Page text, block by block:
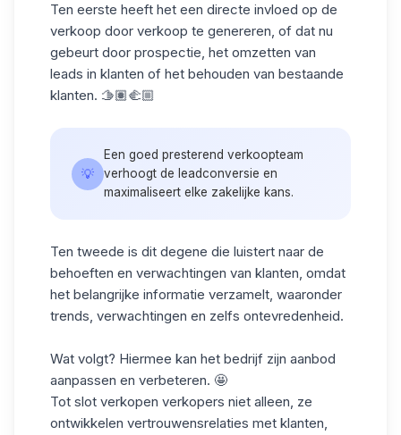
Ten eerste heeft het een directe invloed op de
verkoop door verkoop te genereren, of dat nu
gebeurt door prospectie, het omzetten van
leads in klanten of het behouden van bestaande
klanten. 🫱🏽‍🫲🏼
💡
Een goed presterend verkoopteam
verhoogt de leadconversie en
maximaliseert elke zakelijke kans.
Ten tweede is dit degene die luistert naar de
behoeften en verwachtingen van klanten, omdat
het belangrijke informatie verzamelt, waaronder
trends, verwachtingen en zelfs ontevredenheid.
Wat volgt? Hiermee kan het bedrijf zijn aanbod
aanpassen en verbeteren. 🤩
Tot slot verkopen verkopers niet alleen, ze
ontwikkelen vertrouwensrelaties met klanten,